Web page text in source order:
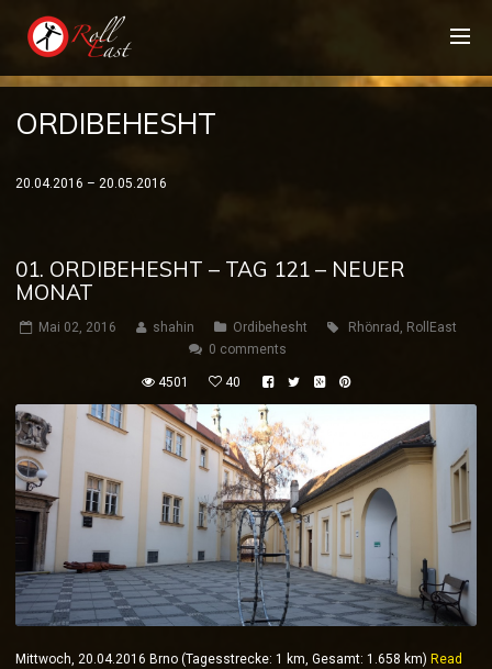
ORDIBEHESHT
20.04.2016 – 20.05.2016
01. ORDIBEHESHT – TAG 121 – NEUER
MONAT
Mai 02, 2016 shahin Ordibehesht Rhönrad , RollEast
0 comments
4501 40
Mittwoch, 20.04.2016 Brno (Tagesstrecke: 1 km, Gesamt: 1.658 km) Read